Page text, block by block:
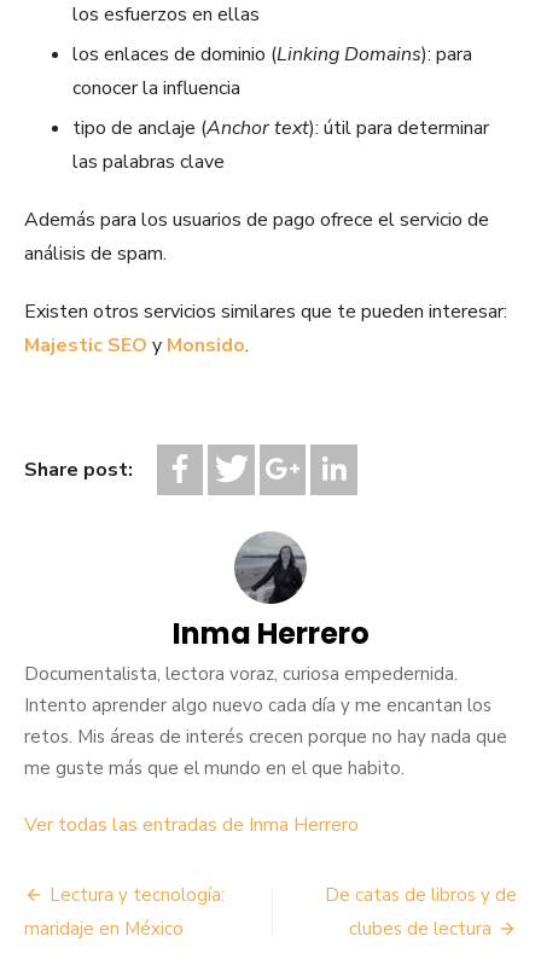
los esfuerzos en ellas
los enlaces de dominio (Linking Domains): para
conocer la influencia
tipo de anclaje (Anchor text): útil para determinar
las palabras clave
Además para los usuarios de pago ofrece el servicio de
análisis de spam.
Existen otros servicios similares que te pueden interesar:
Majestic SEO y Monsido.
Share post:
Inma Herrero
Documentalista, lectora voraz, curiosa empedernida.
Intento aprender algo nuevo cada día y me encantan los
retos. Mis áreas de interés crecen porque no hay nada que
me guste más que el mundo en el que habito.
Ver todas las entradas de Inma Herrero
Navegación
de
Lectura y tecnología:
maridaje en México
De catas de libros y de
clubes de lectura